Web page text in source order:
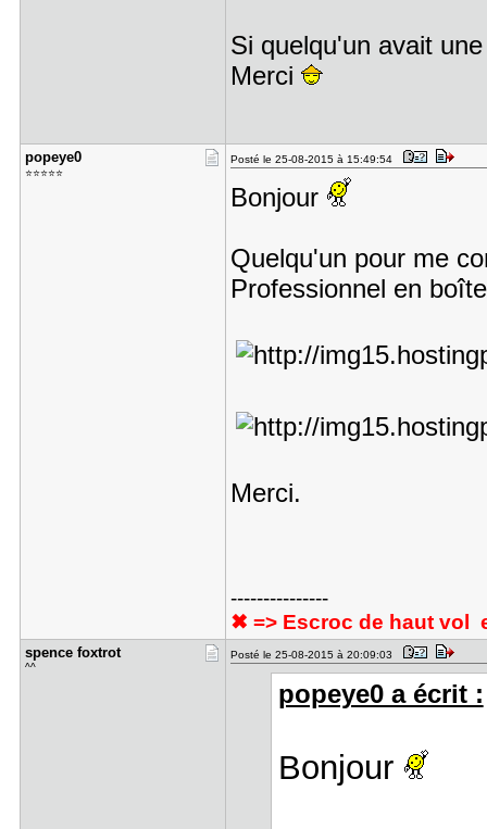
Si quelqu'un avait
Merci
popeye0
⭐⭐⭐⭐⭐
Posté le 25-08-2015 à 15:49:54
Bonjour
Quelqu'un pour me
Professionnel en
Merci.
---------------
✖ => Escroc de haut vol
spence fox​trot
^^
Posté le 25-08-2015 à 20:09:03
popeye0 a écrit :
Bonjour